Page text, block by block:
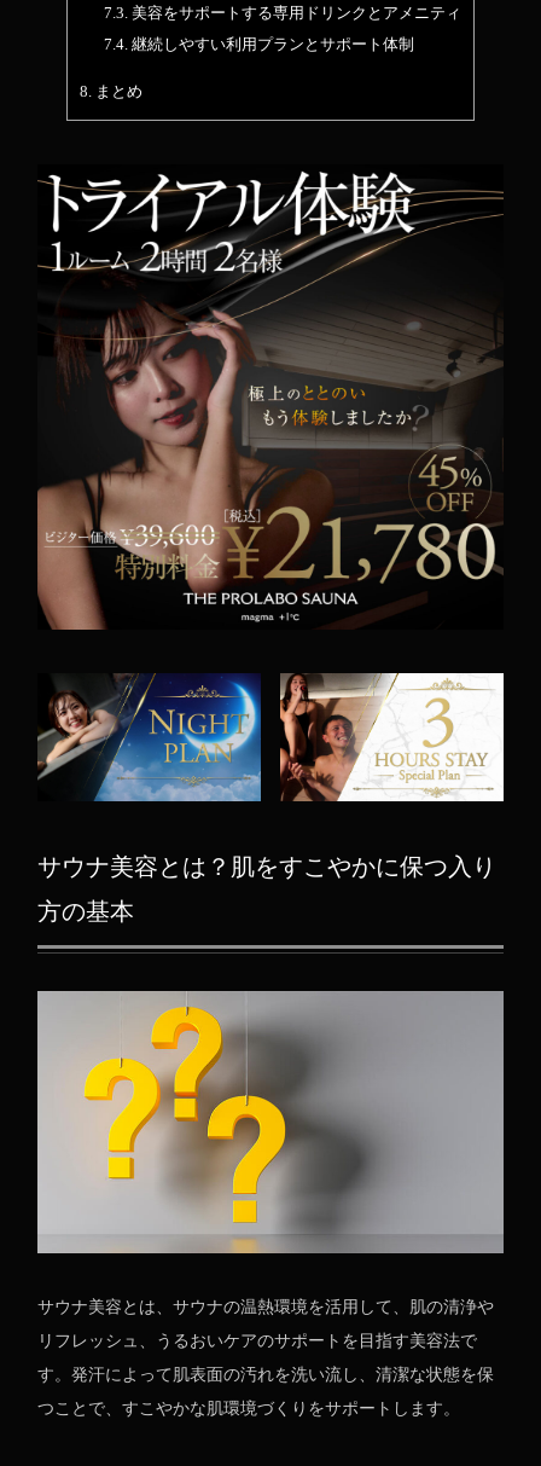
7.3. 美容をサポートする専用ドリンクとアメニティ
7.4. 継続しやすい利用プランとサポート体制
8. まとめ
サウナ美容とは？肌をすこやかに保つ入り
方の基本
サウナ美容とは、サウナの温熱環境を活用して、肌の清浄や
リフレッシュ、うるおいケアのサポートを目指す美容法で
す。発汗によって肌表面の汚れを洗い流し、清潔な状態を保
つことで、すこやかな肌環境づくりをサポートします。